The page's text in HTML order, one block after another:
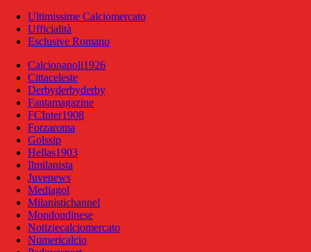
Ultimissime Calciomercato
Ufficialità
Esclusive Romano
Calcionapoli1926
Cittaceleste
Derbyderbyderby
Fantamagazine
FCInter1908
Forzaroma
Golssip
Hellas1903
Ilmilanista
Juvenews
Mediagol
Milanistichannel
Mondoudinese
Notiziecalciomercato
Numericalcio